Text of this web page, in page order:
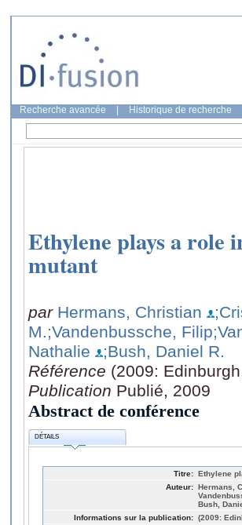
Recherche avancée Historique de recherche
Ethylene plays a role
mutant
par Hermans, Christian
M.;Vandenbussche, Filip
Nathalie
;Bush, Daniel R.
Référence (2009:
Publication Publié, 2009
Abstract de conférence
DÉTAILS
Titre: Ethylene
Auteur: Hermans,
Bush,
Informations sur la publication: (2009: